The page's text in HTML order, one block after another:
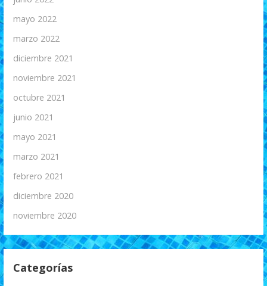
mayo 2022
marzo 2022
diciembre 2021
noviembre 2021
octubre 2021
junio 2021
mayo 2021
marzo 2021
febrero 2021
diciembre 2020
noviembre 2020
Categorías